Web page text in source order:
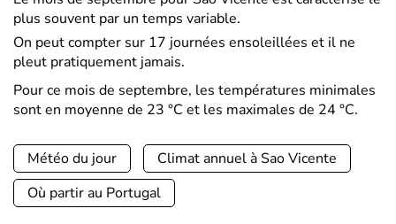
plus souvent par un temps variable.
On peut compter sur 17 journées ensoleillées et il ne
pleut pratiquement jamais.
Pour ce mois de septembre, les températures minimales
sont en moyenne de 23 °C et les maximales de 24 °C.
Météo du jour
Climat annuel à Sao Vicente
Où partir au Portugal